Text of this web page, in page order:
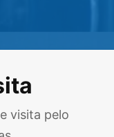
visita pelo